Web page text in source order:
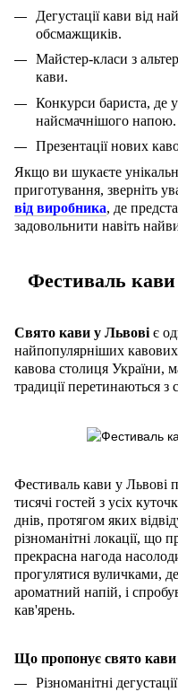
Дегустації кави від
обсмажщиків.
Майстер-класи з
кави.
Конкурси бариста, де
найсмачнішого напою.
Презентації нових
Якщо ви шукаєте
приготування, зверніть
від виробника, де
задовольнити навіть
Фестиваль
Свято кави у Львові є
найпопулярніших
кавова столиця України,
традиції перетинаються
Фестиваль кави у Львові
тисячі гостей з усіх
днів, протягом яких
різноманітні локації, що
прекрасна нагода
прогулятися вуличками,
ароматний напій, і
кав'ярень.
Що пропонує свято кави
Різноманітні